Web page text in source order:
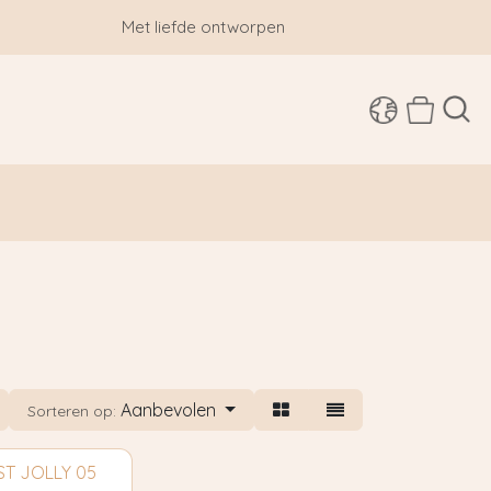
Met liefde ontworpen
Sorteren op: Aanbevolen
JOLLY 05